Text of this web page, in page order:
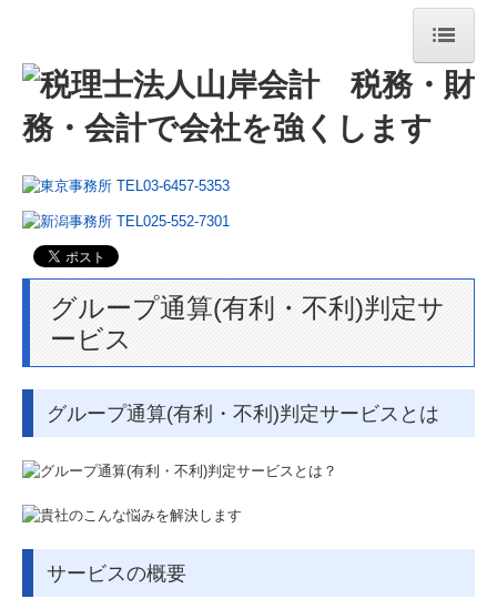
ホーム
法人・個人事業主の皆様
相続税・資産税について
法人紹介
ニュースレター
料金について
グループ通算(有利・不利)判定サ
ービス
グループ通算(有利・不利)判定サービスとは
サービスの概要